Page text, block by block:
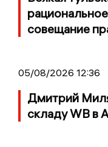
совещание
05/08/2026 12:36
Дмитрий
складу WB в